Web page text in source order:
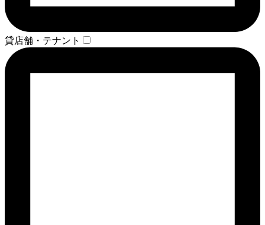
貸店舗・テナント